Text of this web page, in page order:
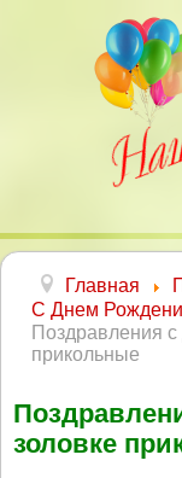
Главная
С Днем
Поздравления
прикольные
золовке